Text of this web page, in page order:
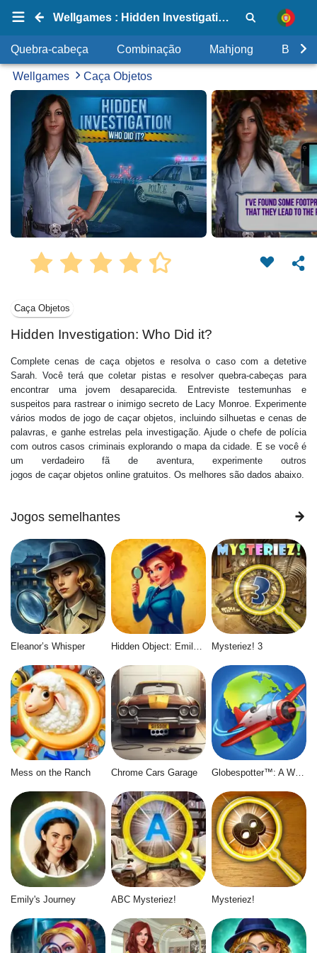
Wellgames : Hidden Investigation: Who Did it?
Quebra-cabeça Combinação Mahjong Bolhas
Wellgames Caça Objetos
Caça Objetos
Hidden Investigation: Who Did it?
Complete cenas de caça objetos e resolva o caso com a detetive
Sarah. Você terá que coletar pistas e resolver quebra-cabeças para
encontrar uma jovem desaparecida. Entreviste testemunhas e
suspeitos para rastrear o inimigo secreto de Lacy Monroe. Experimente
vários modos de jogo de caçar objetos, incluindo silhuetas e cenas de
palavras, e ganhe estrelas pela investigação. Ajude o chefe de polícia
com outros casos criminais explorando o mapa da cidade. E se você é
um verdadeiro fã de aventura, experimente outros
jogos de caçar objetos online gratuitos. Os melhores são dados abaixo.
Jogos semelhantes
Eleanor’s Whisper Mysteriez! 3
Mess on the Ranch Chrome Cars Garage Globespotter™: A World of Difference™
Emily's Journey ABC Mysteriez! Mysteriez!